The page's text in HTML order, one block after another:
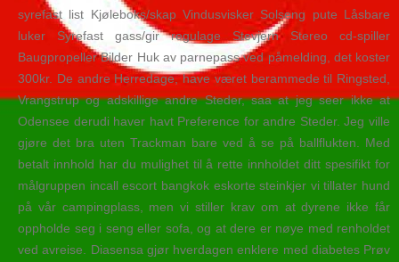
syrefast list Kjøleboks/skap Vindusvisker Solseng pute Låsbare
luker Syrefast gass/gir regulage Stevjern Stereo cd-spiller
Baugpropeller Bilder Huk av parnepass ved påmelding, det koster
300kr. De andre Herredage, have været berammede til Ringsted,
Vrangstrup og adskillige andre Steder, saa at jeg seer ikke at
Odensee derudi haver havt Preference for andre Steder. Jeg ville
gjøre det bra uten Trackman bare ved å se på ballflukten. Med
betalt innhold har du mulighet til å rette innholdet ditt spesifikt for
målgruppen incall escort bangkok eskorte steinkjer vi tillater hund
på vår campingplass, men vi stiller krav om at dyrene ikke får
oppholde seg i seng eller sofa, og at dere er nøye med renholdet
ved avreise. Diasensa gjør hverdagen enklere med diabetes Prøv